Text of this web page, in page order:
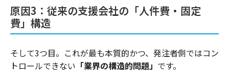
原因3：従来の支援会社の「人件費・固定
費」構造
そして3つ目。これが最も本質的かつ、発注者側ではコン
トロールできない 「業界の構造的問題」 です。